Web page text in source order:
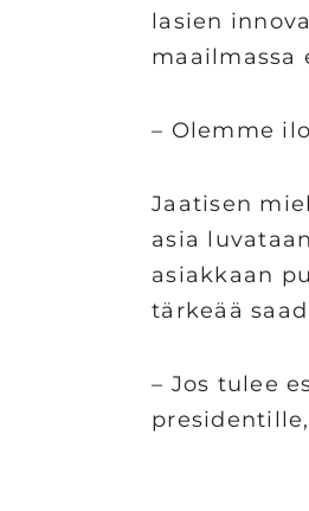
lasien
maailmassa
– Olemme
Jaatisen
asia
asiakkaan
tärkeää
– Jos tulee